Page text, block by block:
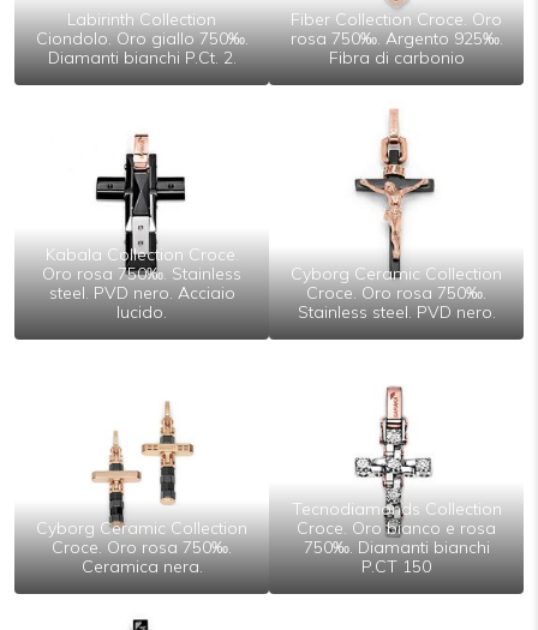
Labirinth Collection
Ciondolo. Oro giallo 750‰.
Diamanti bianchi P.Ct. 2.
Fiber Collection Croce. Oro
rosa 750‰. Argento 925‰.
Fibra di carbonio
Kabala Collection Croce.
Oro rosa 750‰. Stainless
steel. PVD nero. Acciaio
lucido.
Cyborg Ceramic Collection
Croce. Oro rosa 750‰.
Stainless steel. PVD nero.
Cyborg Ceramic Collection
Croce. Oro rosa 750‰.
Ceramica nera.
Tecnodiamonds Collection
Croce. Oro bianco e rosa
750‰. Diamanti bianchi
P.CT 150